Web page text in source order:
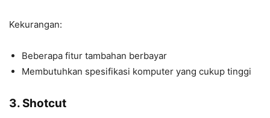
Kekurangan:
Beberapa fitur tambahan berbayar
Membutuhkan spesifikasi komputer yang cukup tinggi
3. Shotcut